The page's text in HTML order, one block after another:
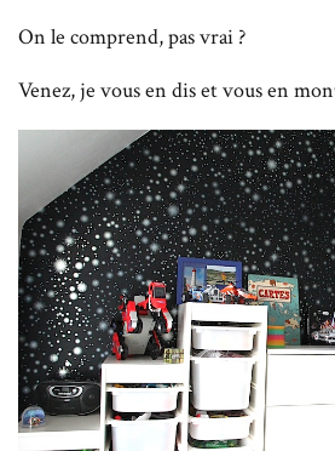
On le comprend, pas vrai ?
Venez, je vous en dis et vous en